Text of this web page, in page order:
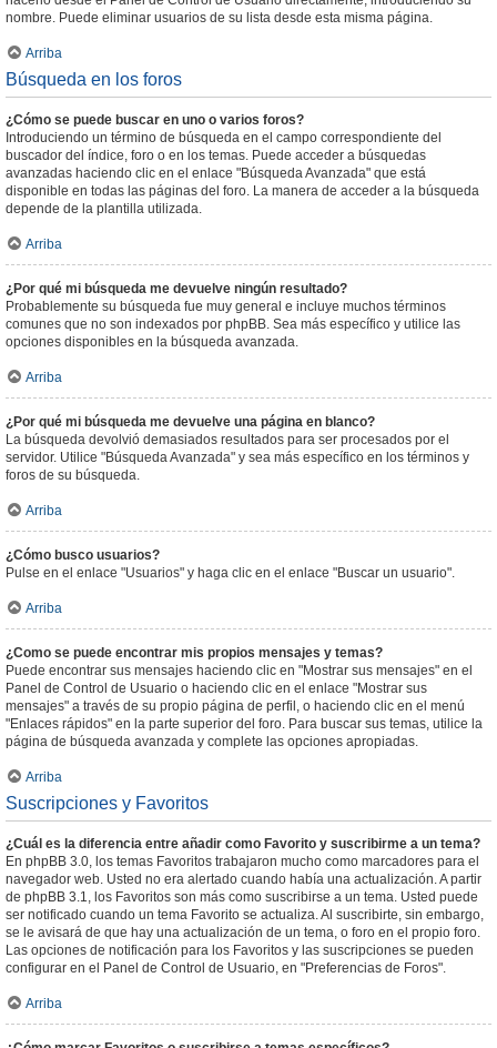
nombre. Puede eliminar usuarios de su lista desde esta misma página.
Arriba
Búsqueda en los foros
¿Cómo se puede buscar en uno o varios foros?
Introduciendo un término de búsqueda en el campo correspondiente del
buscador del índice, foro o en los temas. Puede acceder a búsquedas
avanzadas haciendo clic en el enlace "Búsqueda Avanzada" que está
disponible en todas las páginas del foro. La manera de acceder a la búsqueda
depende de la plantilla utilizada.
Arriba
¿Por qué mi búsqueda me devuelve ningún resultado?
Probablemente su búsqueda fue muy general e incluye muchos términos
comunes que no son indexados por phpBB. Sea más específico y utilice las
opciones disponibles en la búsqueda avanzada.
Arriba
¿Por qué mi búsqueda me devuelve una página en blanco?
La búsqueda devolvió demasiados resultados para ser procesados por el
servidor. Utilice "Búsqueda Avanzada" y sea más específico en los términos y
foros de su búsqueda.
Arriba
¿Cómo busco usuarios?
Pulse en el enlace "Usuarios" y haga clic en el enlace "Buscar un usuario".
Arriba
¿Como se puede encontrar mis propios mensajes y temas?
Puede encontrar sus mensajes haciendo clic en "Mostrar sus mensajes" en el
Panel de Control de Usuario o haciendo clic en el enlace "Mostrar sus
mensajes" a través de su propio página de perfil, o haciendo clic en el menú
"Enlaces rápidos" en la parte superior del foro. Para buscar sus temas, utilice la
página de búsqueda avanzada y complete las opciones apropiadas.
Arriba
Suscripciones y Favoritos
¿Cuál es la diferencia entre añadir como Favorito y suscribirme a un tema?
En phpBB 3.0, los temas Favoritos trabajaron mucho como marcadores para el
navegador web. Usted no era alertado cuando había una actualización. A partir
de phpBB 3.1, los Favoritos son más como suscribirse a un tema. Usted puede
ser notificado cuando un tema Favorito se actualiza. Al suscribirte, sin embargo,
se le avisará de que hay una actualización de un tema, o foro en el propio foro.
Las opciones de notificación para los Favoritos y las suscripciones se pueden
configurar en el Panel de Control de Usuario, en "Preferencias de Foros".
Arriba